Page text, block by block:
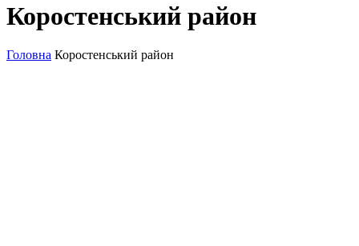
Коростенський район
Головна Коростенський район